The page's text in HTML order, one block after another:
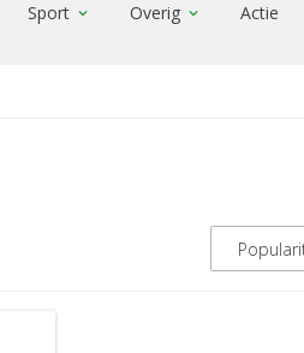
Sport expand_more Overig expand_more Actie